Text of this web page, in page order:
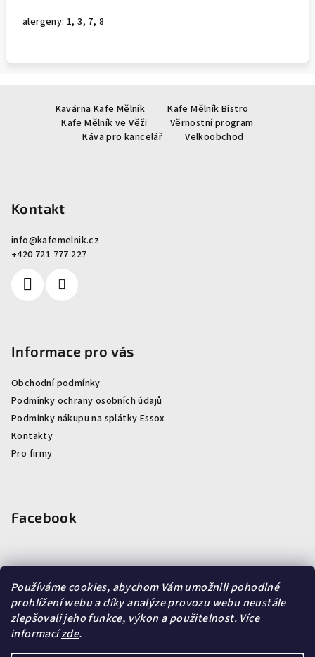
Používáme cookies, abychom Vám umožnili pohodlné
prohlížení webu a díky analýze provozu webu neustále
zlepšovali jeho funkce, výkon a použitelnost. Více
informacízde.
alergeny: 1, 3, 7, 8
Kavárna Kafe Mělník
Kafe Mělník Bistro
Kafe Mělník ve Věži
Věrnostní program
Káva pro kancelář
Velkoobchod
Kontakt
info@kafemelnik.cz
+420 721 777 227
Informace pro vás
Obchodní podmínky
Podmínky ochrany osobních údajů
Podmínky nákupu na splátky Essox
Kontakty
Pro firmy
Facebook
Vyhledávání